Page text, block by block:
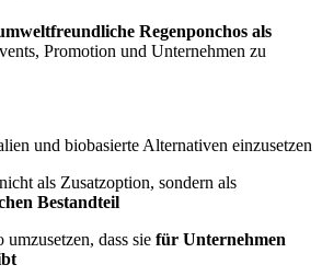
Regenponchos als
Promotion und Unternehmen zu
und biobasierte Alternativen einzusetzen
als Zusatzoption, sondern als
Bestandteil
dass sie für Unternehmen